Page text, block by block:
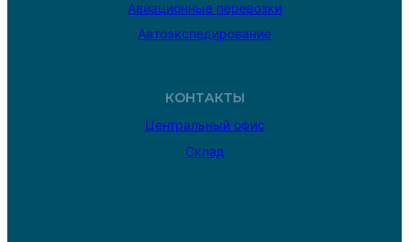
Авиационные перевозки
Автоэкспедирование
КОНТАКТЫ
Центральный офис
Склад